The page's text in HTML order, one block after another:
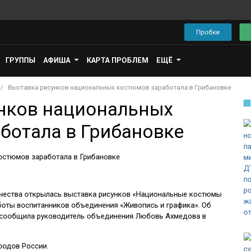
Пробки
ГРУППЫ АФИША КАРТА ПРОБЛЕМ ЕЩЁ
Выставка рисунков национальных костюмов заработала в Грибановке
национальных
в Грибановке
открылась выставка рисунков «Национальные костюмы
воспитанников объединения «Живопись и графика». Об
руководитель объединения Любовь Ахмедова в
России.